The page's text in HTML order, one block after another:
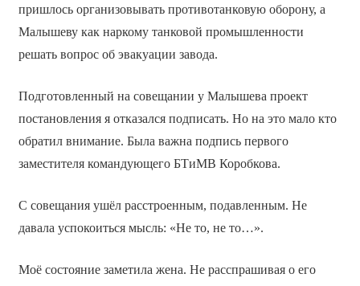
пришлось организовывать противотанковую оборону, а
Малышеву как наркому танковой промышленности
решать вопрос об эвакуации завода.
Подготовленный на совещании у Малышева проект
постановления я отказался подписать. Но на это мало кто
обратил внимание. Была важна подпись первого
заместителя командующего БТиМВ Коробкова.
С совещания ушёл расстроенным, подавленным. Не
давала успокоиться мысль: «Не то, не то…».
Моё состояние заметила жена. Не расспрашивая о его